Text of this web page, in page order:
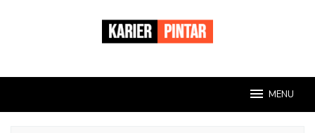
MENU